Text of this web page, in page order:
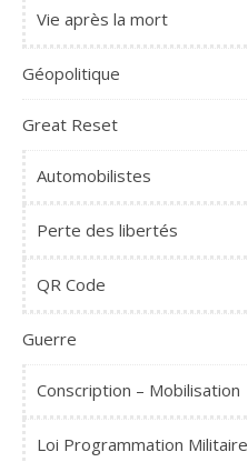
Vie après la mort
Géopolitique
Great Reset
Automobilistes
Perte des libertés
QR Code
Guerre
Conscription – Mobilisation
Loi Programmation Militaire